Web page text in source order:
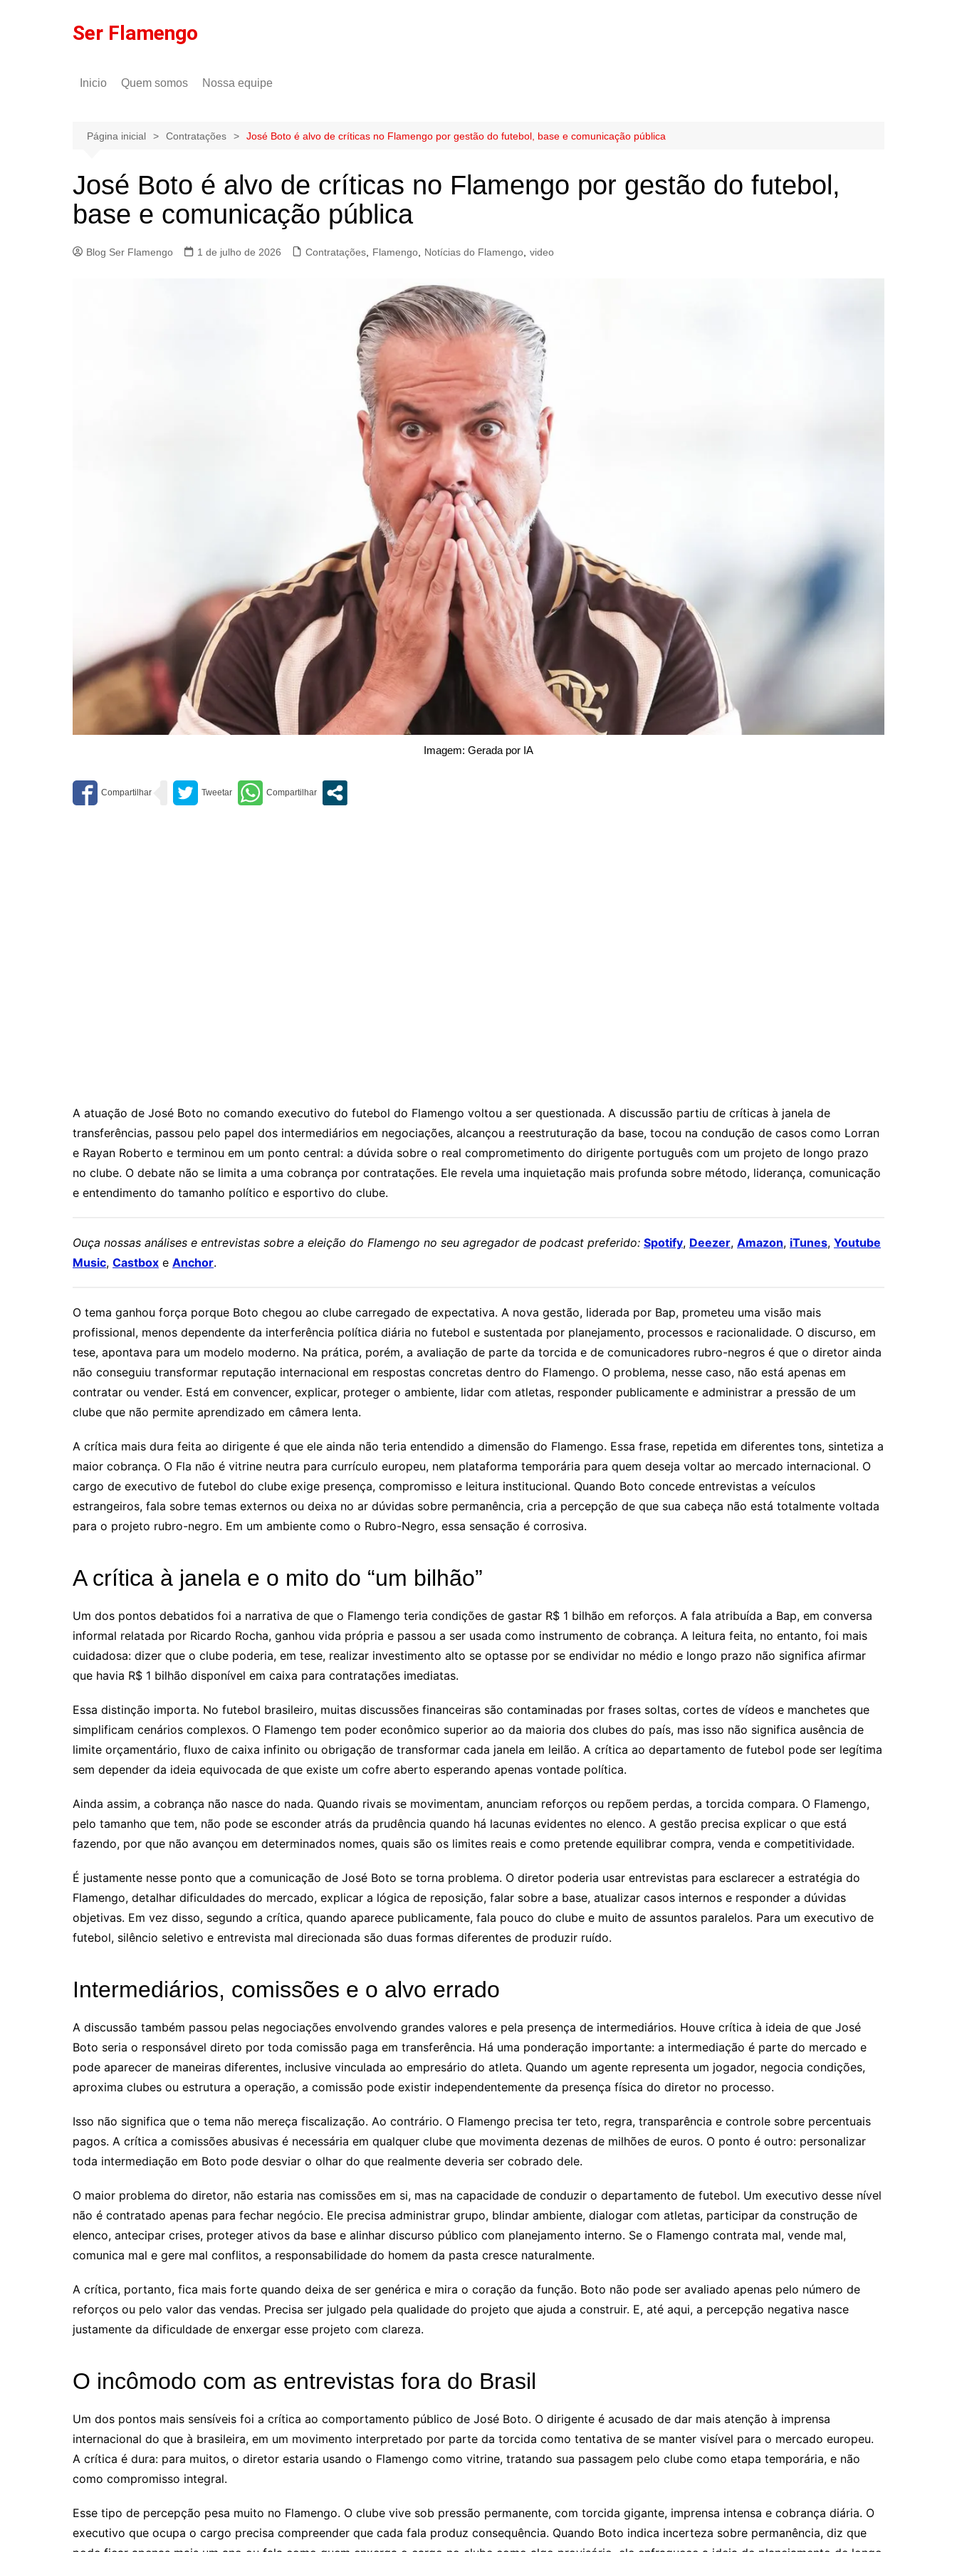
Ser Flamengo
Inicio Quem somos
Política de privacidade
Nossa equipe
Gilson Lima
Página inicial Contratações José Boto é alvo de críticas no Flamengo por gestão do futebol, base e comunicação pública
José Boto é alvo de críticas no Flamengo por gestão do futebol,
base e comunicação pública
Blog Ser Flamengo 1 de julho de 2026 Contratações Flamengo Notícias do Flamengo video
Imagem: Gerada por IA
A atuação de José Boto no comando executivo do futebol do Flamengo voltou a ser questionada. A discussão partiu de críticas à janela de
transferências, passou pelo papel dos intermediários em negociações, alcançou a reestruturação da base, tocou na condução de casos como Lorran
e Rayan Roberto e terminou em um ponto central: a dúvida sobre o real comprometimento do dirigente português com um projeto de longo prazo
no clube. O debate não se limita a uma cobrança por contratações. Ele revela uma inquietação mais profunda sobre método, liderança, comunicação
e entendimento do tamanho político e esportivo do clube.
Ouça nossas análises e entrevistas sobre a eleição do Flamengo no seu agregador de podcast preferido: Spotify, Deezer, Amazon, iTunes, Youtube
Music, Castbox e Anchor.
O tema ganhou força porque Boto chegou ao clube carregado de expectativa. A nova gestão, liderada por Bap, prometeu uma visão mais
profissional, menos dependente da interferência política diária no futebol e sustentada por planejamento, processos e racionalidade. O discurso, em
tese, apontava para um modelo moderno. Na prática, porém, a avaliação de parte da torcida e de comunicadores rubro-negros é que o diretor ainda
não conseguiu transformar reputação internacional em respostas concretas dentro do Flamengo. O problema, nesse caso, não está apenas em
contratar ou vender. Está em convencer, explicar, proteger o ambiente, lidar com atletas, responder publicamente e administrar a pressão de um
clube que não permite aprendizado em câmera lenta.
A crítica mais dura feita ao dirigente é que ele ainda não teria entendido a dimensão do Flamengo. Essa frase, repetida em diferentes tons, sintetiza a
maior cobrança. O Fla não é vitrine neutra para currículo europeu, nem plataforma temporária para quem deseja voltar ao mercado internacional. O
cargo de executivo de futebol do clube exige presença, compromisso e leitura institucional. Quando Boto concede entrevistas a veículos
estrangeiros, fala sobre temas externos ou deixa no ar dúvidas sobre permanência, cria a percepção de que sua cabeça não está totalmente voltada
para o projeto rubro-negro. Em um ambiente como o Rubro-Negro, essa sensação é corrosiva.
A crítica à janela e o mito do “um bilhão”
Um dos pontos debatidos foi a narrativa de que o Flamengo teria condições de gastar R$ 1 bilhão em reforços. A fala atribuída a Bap, em conversa
informal relatada por Ricardo Rocha, ganhou vida própria e passou a ser usada como instrumento de cobrança. A leitura feita, no entanto, foi mais
cuidadosa: dizer que o clube poderia, em tese, realizar investimento alto se optasse por se endividar no médio e longo prazo não significa afirmar
que havia R$ 1 bilhão disponível em caixa para contratações imediatas.
Essa distinção importa. No futebol brasileiro, muitas discussões financeiras são contaminadas por frases soltas, cortes de vídeos e manchetes que
simplificam cenários complexos. O Flamengo tem poder econômico superior ao da maioria dos clubes do país, mas isso não significa ausência de
limite orçamentário, fluxo de caixa infinito ou obrigação de transformar cada janela em leilão. A crítica ao departamento de futebol pode ser legítima
sem depender da ideia equivocada de que existe um cofre aberto esperando apenas vontade política.
Ainda assim, a cobrança não nasce do nada. Quando rivais se movimentam, anunciam reforços ou repõem perdas, a torcida compara. O Flamengo,
pelo tamanho que tem, não pode se esconder atrás da prudência quando há lacunas evidentes no elenco. A gestão precisa explicar o que está
fazendo, por que não avançou em determinados nomes, quais são os limites reais e como pretende equilibrar compra, venda e competitividade.
É justamente nesse ponto que a comunicação de José Boto se torna problema. O diretor poderia usar entrevistas para esclarecer a estratégia do
Flamengo, detalhar dificuldades do mercado, explicar a lógica de reposição, falar sobre a base, atualizar casos internos e responder a dúvidas
objetivas. Em vez disso, segundo a crítica, quando aparece publicamente, fala pouco do clube e muito de assuntos paralelos. Para um executivo de
futebol, silêncio seletivo e entrevista mal direcionada são duas formas diferentes de produzir ruído.
Intermediários, comissões e o alvo errado
A discussão também passou pelas negociações envolvendo grandes valores e pela presença de intermediários. Houve crítica à ideia de que José
Boto seria o responsável direto por toda comissão paga em transferência. Há uma ponderação importante: a intermediação é parte do mercado e
pode aparecer de maneiras diferentes, inclusive vinculada ao empresário do atleta. Quando um agente representa um jogador, negocia condições,
aproxima clubes ou estrutura a operação, a comissão pode existir independentemente da presença física do diretor no processo.
Isso não significa que o tema não mereça fiscalização. Ao contrário. O Flamengo precisa ter teto, regra, transparência e controle sobre percentuais
pagos. A crítica a comissões abusivas é necessária em qualquer clube que movimenta dezenas de milhões de euros. O ponto é outro: personalizar
toda intermediação em Boto pode desviar o olhar do que realmente deveria ser cobrado dele.
O maior problema do diretor, não estaria nas comissões em si, mas na capacidade de conduzir o departamento de futebol. Um executivo desse nível
não é contratado apenas para fechar negócio. Ele precisa administrar grupo, blindar ambiente, dialogar com atletas, participar da construção de
elenco, antecipar crises, proteger ativos da base e alinhar discurso público com planejamento interno. Se o Flamengo contrata mal, vende mal,
comunica mal e gere mal conflitos, a responsabilidade do homem da pasta cresce naturalmente.
A crítica, portanto, fica mais forte quando deixa de ser genérica e mira o coração da função. Boto não pode ser avaliado apenas pelo número de
reforços ou pelo valor das vendas. Precisa ser julgado pela qualidade do projeto que ajuda a construir. E, até aqui, a percepção negativa nasce
justamente da dificuldade de enxergar esse projeto com clareza.
O incômodo com as entrevistas fora do Brasil
Um dos pontos mais sensíveis foi a crítica ao comportamento público de José Boto. O dirigente é acusado de dar mais atenção à imprensa
internacional do que à brasileira, em um movimento interpretado por parte da torcida como tentativa de se manter visível para o mercado europeu.
A crítica é dura: para muitos, o diretor estaria usando o Flamengo como vitrine, tratando sua passagem pelo clube como etapa temporária, e não
como compromisso integral.
Esse tipo de percepção pesa muito no Flamengo. O clube vive sob pressão permanente, com torcida gigante, imprensa intensa e cobrança diária. O
executivo que ocupa o cargo precisa compreender que cada fala produz consequência. Quando Boto indica incerteza sobre permanência, diz que